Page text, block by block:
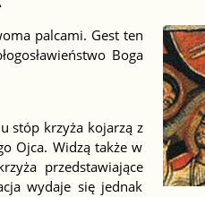
palcami. Gest ten
Boga
stóp krzyża kojarzą z
Ojca. Widzą także w
przedstawiające
wydaje się jednak